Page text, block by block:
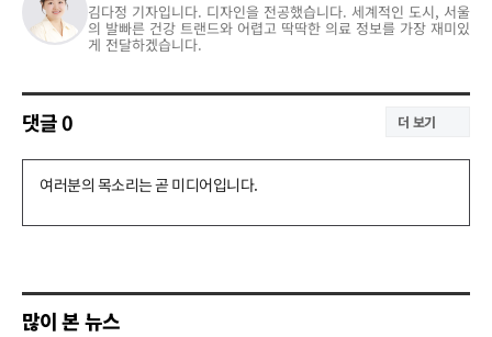
김다정 기자입니다. 디자인을 전공했습니다. 세계적인 도시, 서울
의 발빠른 건강 트랜드와 어렵고 딱딱한 의료 정보를 가장 재미있
게 전달하겠습니다.
댓글0 더 보기
댓
기
많이 본 뉴스